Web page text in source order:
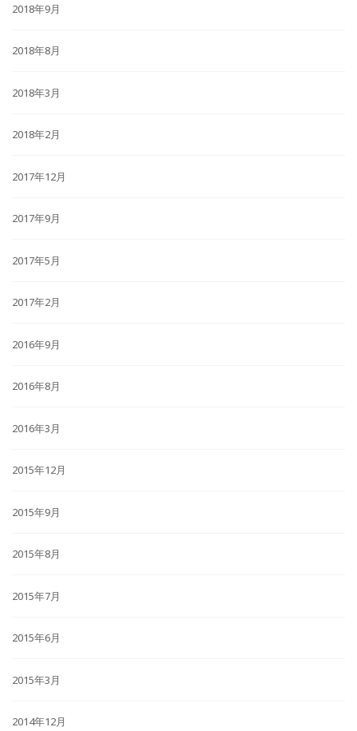
2018年9月
2018年8月
2018年3月
2018年2月
2017年12月
2017年9月
2017年5月
2017年2月
2016年9月
2016年8月
2016年3月
2015年12月
2015年9月
2015年8月
2015年7月
2015年6月
2015年3月
2014年12月